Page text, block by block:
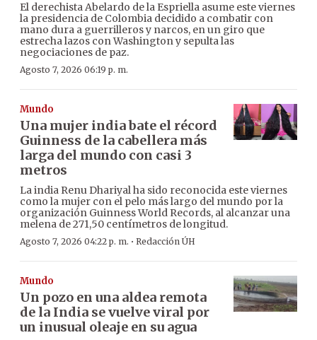
El derechista Abelardo de la Espriella asume este viernes
la presidencia de Colombia decidido a combatir con
mano dura a guerrilleros y narcos, en un giro que
estrecha lazos con Washington y sepulta las
negociaciones de paz.
Agosto 7, 2026 06:19 p. m.
Mundo
Una mujer india bate el récord
Guinness de la cabellera más
larga del mundo con casi 3
metros
La india Renu Dhariyal ha sido reconocida este viernes
como la mujer con el pelo más largo del mundo por la
organización Guinness World Records, al alcanzar una
melena de 271,50 centímetros de longitud.
Agosto 7, 2026 04:22 p. m. · Redacción ÚH
Mundo
Un pozo en una aldea remota
de la India se vuelve viral por
un inusual oleaje en su agua